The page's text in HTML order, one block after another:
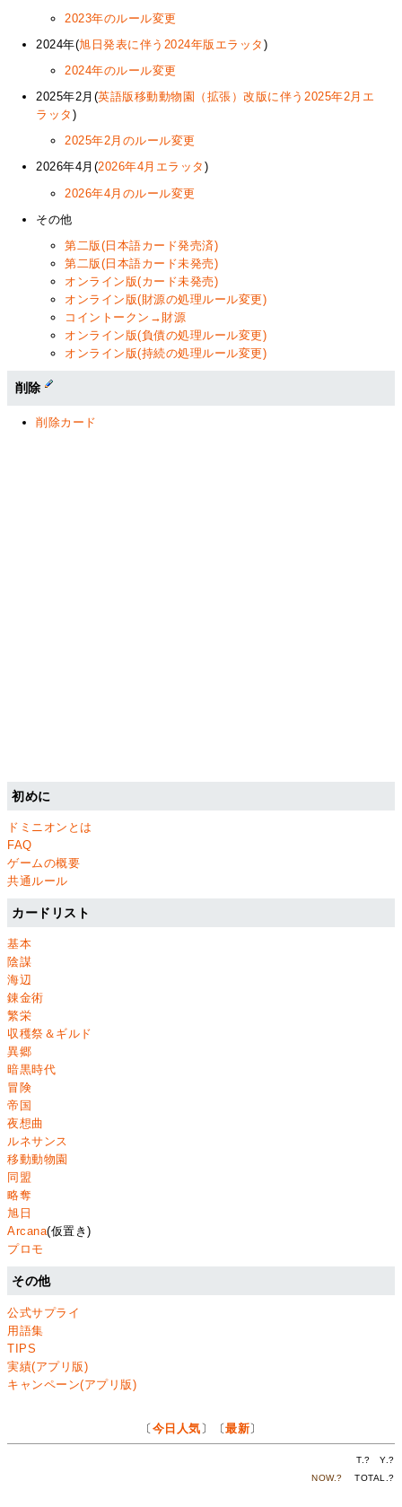
2023年のルール変更
2024年(旭日発表に伴う2024年版エラッタ )
2024年のルール変更
2025年2月(英語版移動動物園（拡張）改版に伴う2025年2月エ
ラッタ )
2025年2月のルール変更
2026年4月(2026年4月エラッタ )
2026年4月のルール変更
その他
第二版(日本語カード発売済)
第二版(日本語カード未発売)
オンライン版(カード未発売)
オンライン版(財源の処理ルール変更)
コイントークン→財源
オンライン版(負債の処理ルール変更)
オンライン版(持続の処理ルール変更)
削除
削除カード
初めに
ドミニオンとは
FAQ
ゲームの概要
共通ルール
カードリスト
基本
陰謀
海辺
錬金術
繁栄
収穫祭＆ギルド
異郷
暗黒時代
冒険
帝国
夜想曲
ルネサンス
移動動物園
同盟
略奪
旭日
Arcana(仮置き)
プロモ
その他
公式サプライ
用語集
TIPS
実績(アプリ版)
キャンペーン(アプリ版)
〔今日人気〕〔最新〕
T.? Y.?
NOW.? TOTAL.?